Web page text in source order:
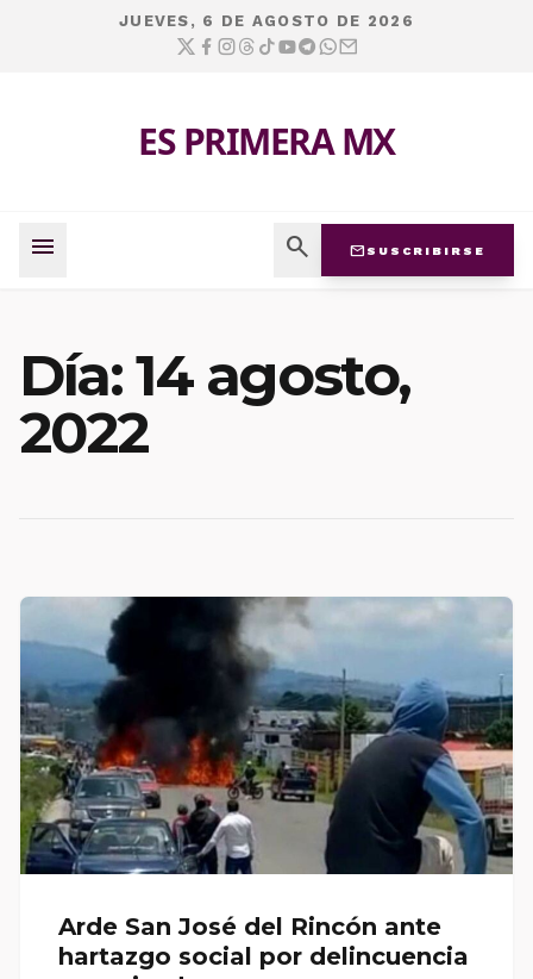
JUEVES, 6 DE AGOSTO DE 2026
ES PRIMERA MX
menu search mail SUSCRIBIRSE
Día:14 agosto,
2022
Arde San José del Rincón ante
hartazgo social por delincuencia